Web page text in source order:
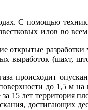
С помощью
илов во
открытые
выработок (шахт,
происходит
до 1,5 мна
15 лет территория
достигающих